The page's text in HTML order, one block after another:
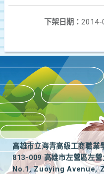
下架日期： 2014-
高雄市立海青高級工商職業
813-009 高雄市左營區左營
No.1, Zuoying Avenue,